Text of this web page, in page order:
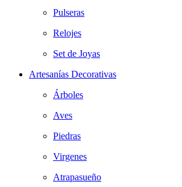
Pulseras
Relojes
Set de Joyas
Artesanías Decorativas
Árboles
Aves
Piedras
Virgenes
Atrapasueño